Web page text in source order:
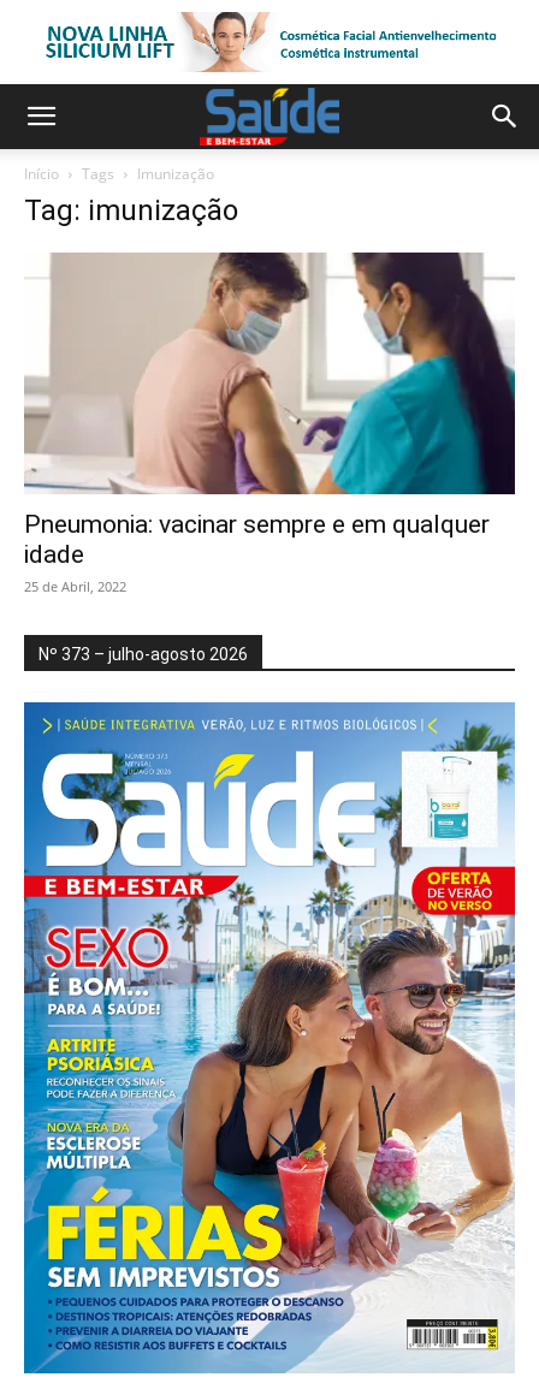
Início Tags Imunização
Tag: imunização
Pneumonia: vacinar sempre e em qualquer
idade
25 de Abril, 2022
Nº 373 – julho-agosto 2026